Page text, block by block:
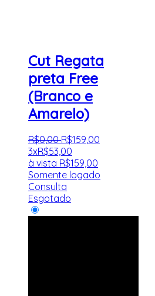
Cut Regata
preta Free
(Branco e
Amarelo)
R$0,00 R$159,00
3xR$53,00
à vista R$159,00
Somente logado
Consulta
Esgotado